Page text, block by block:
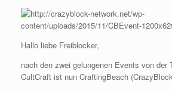
Hallo liebe Freiblocker,
nach den zwei gelungenen Events von der
CultCraft ist nun CraftingBeach